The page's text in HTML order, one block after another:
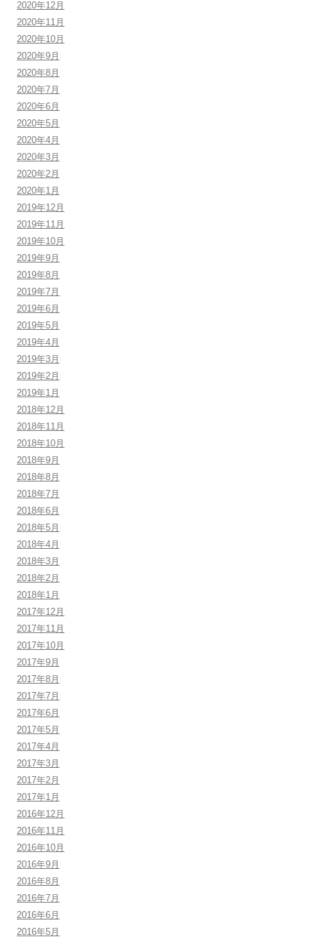
2020年12月
2020年11月
2020年10月
2020年9月
2020年8月
2020年7月
2020年6月
2020年5月
2020年4月
2020年3月
2020年2月
2020年1月
2019年12月
2019年11月
2019年10月
2019年9月
2019年8月
2019年7月
2019年6月
2019年5月
2019年4月
2019年3月
2019年2月
2019年1月
2018年12月
2018年11月
2018年10月
2018年9月
2018年8月
2018年7月
2018年6月
2018年5月
2018年4月
2018年3月
2018年2月
2018年1月
2017年12月
2017年11月
2017年10月
2017年9月
2017年8月
2017年7月
2017年6月
2017年5月
2017年4月
2017年3月
2017年2月
2017年1月
2016年12月
2016年11月
2016年10月
2016年9月
2016年8月
2016年7月
2016年6月
2016年5月